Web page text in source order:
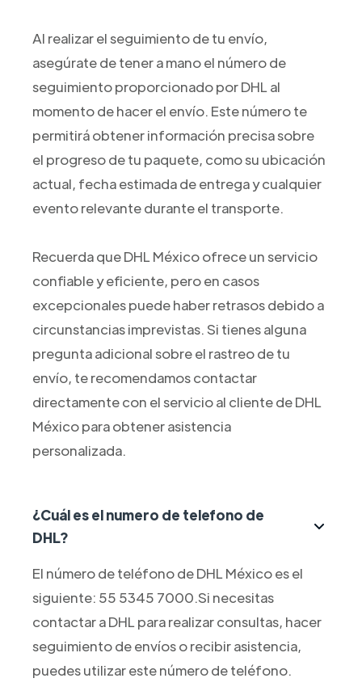
Al realizar el seguimiento de tu envío,
asegúrate de tener a mano el número de
seguimiento proporcionado por DHL al
momento de hacer el envío. Este número te
permitirá obtener información precisa sobre
el progreso de tu paquete, como su ubicación
actual, fecha estimada de entrega y cualquier
evento relevante durante el transporte.
Recuerda que DHL México ofrece un servicio
confiable y eficiente, pero en casos
excepcionales puede haber retrasos debido a
circunstancias imprevistas. Si tienes alguna
pregunta adicional sobre el rastreo de tu
envío, te recomendamos contactar
directamente con el servicio al cliente de DHL
México para obtener asistencia
personalizada.
¿Cuál es el numero de telefono de
DHL?
El número de teléfono de DHL México es el
siguiente: 55 5345 7000.Si necesitas
contactar a DHL para realizar consultas, hacer
seguimiento de envíos o recibir asistencia,
puedes utilizar este número de teléfono.